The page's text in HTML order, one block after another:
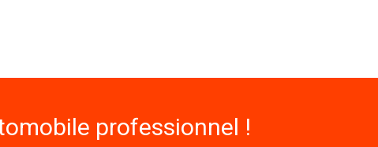
professionnel !